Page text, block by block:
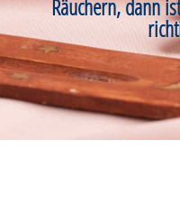
Räuchern, dann